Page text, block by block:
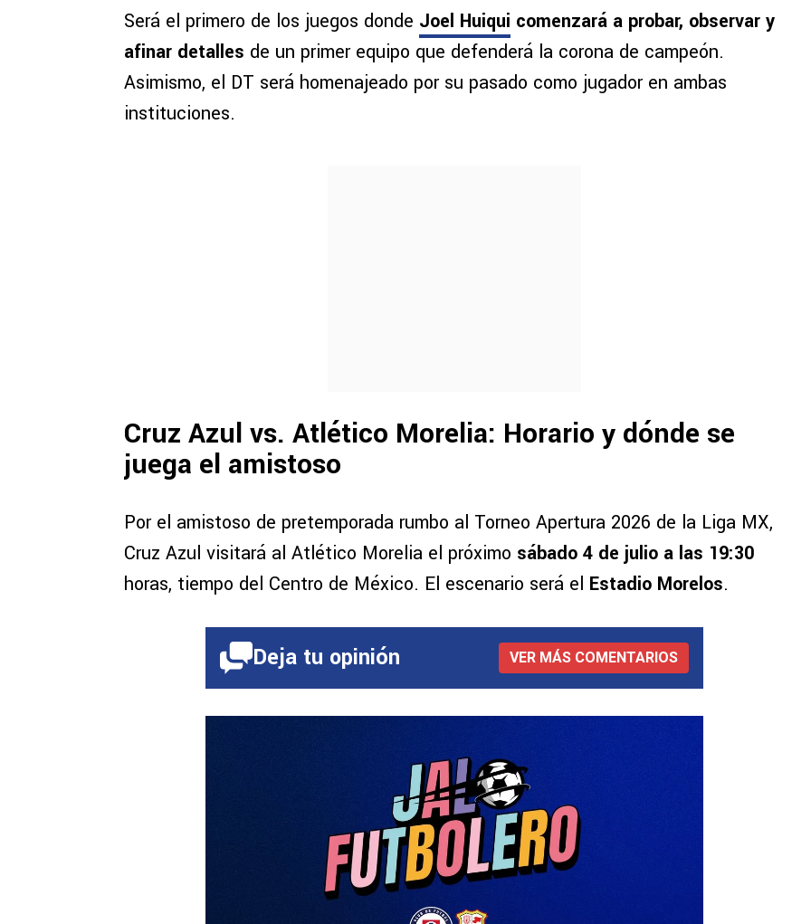
Será el primero de los juegos donde Joel Huiqui comenzará a probar, observar y
afinar detalles de un primer equipo que defenderá la corona de campeón.
Asimismo, el DT será homenajeado por su pasado como jugador en ambas
instituciones.
Cruz Azul vs. Atlético Morelia: Horario y dónde se
juega el amistoso
Por el amistoso de pretemporada rumbo al Torneo Apertura 2026 de la Liga MX,
Cruz Azul visitará al Atlético Morelia el próximo sábado 4 de julio a las 19:30
horas, tiempo del Centro de México. El escenario será el Estadio Morelos.
Deja tu opinión VER MÁS COMENTARIOS